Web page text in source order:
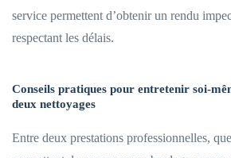
service permettent d’obtenir un rendu
respectant les délais.
Conseils pratiques pour entretenir soi-
deux nettoyages
Entre deux prestations professionnelles,